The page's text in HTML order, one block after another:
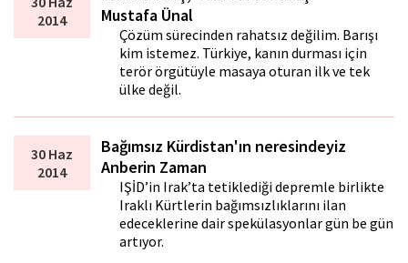
2014
Mustafa Ünal
Çözüm sürecinden rahatsız değilim. Barışı
kim istemez. Türkiye, kanın durması için
terör örgütüyle masaya oturan ilk ve tek
ülke değil.
30 Haz
2014
Bağımsız Kürdistan'ın neresindeyiz
Anberin Zaman
IŞİD’in Irak’ta tetiklediği depremle birlikte
Iraklı Kürtlerin bağımsızlıklarını ilan
edeceklerine dair spekülasyonlar gün be gün
artıyor.